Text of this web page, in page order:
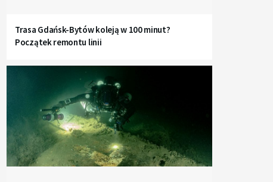
Trasa Gdańsk-Bytów koleją w 100 minut?
Początek remontu linii